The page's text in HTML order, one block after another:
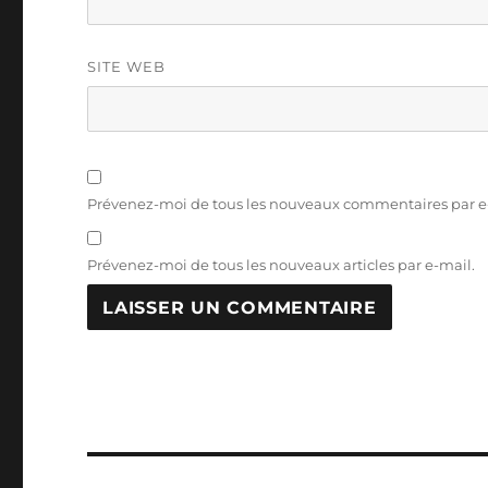
SITE WEB
Prévenez-moi de tous les nouveaux commentaires par
Prévenez-moi de tous les nouveaux articles par e-mail.